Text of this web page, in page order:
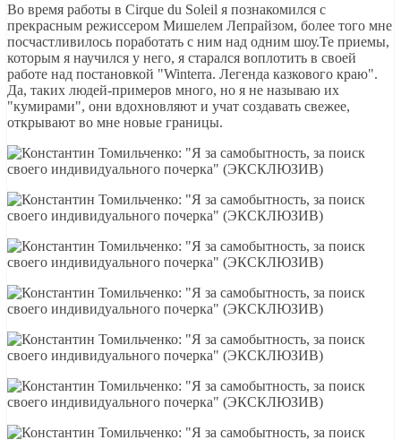
Во время работы в Cirque du Soleil я познакомился с
прекрасным режиссером Мишелем Лепрайзом, более того мне
посчастливилось поработать с ним над одним шоу.Те приемы,
которым я научился у него, я старался воплотить в своей
работе над постановкой "Winterra. Легенда казкового краю".
Да, таких людей-примеров много, но я не называю их
"кумирами", они вдохновляют и учат создавать свежее,
открывают во мне новые границы.